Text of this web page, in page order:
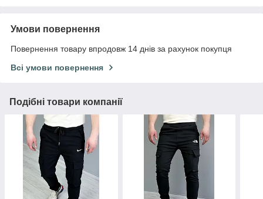
Умови повернення
Повернення товару впродовж 14 днів за рахунок покупця
Всі умови повернення
Подібні товари компанії